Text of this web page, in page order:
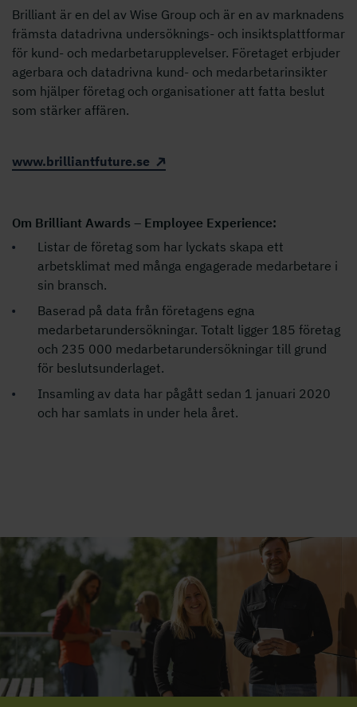
Brilliant är en del av Wise Group och är en av marknadens
främsta datadrivna undersöknings- och insiktsplattformar
för kund- och medarbetarupplevelser. Företaget erbjuder
agerbara och datadrivna kund- och medarbetarinsikter
som hjälper företag och organisationer att fatta beslut
som stärker affären.
www.brilliantfuture.se
Om Brilliant Awards – Employee Experience:
Listar de företag som har lyckats skapa ett
arbetsklimat med många engagerade medarbetare i
sin bransch.
Baserad på data från företagens egna
medarbetarundersökningar. Totalt ligger 185 företag
och 235 000 medarbetarundersökningar till grund
för beslutsunderlaget.
Insamling av data har pågått sedan 1 januari 2020
och har samlats in under hela året.